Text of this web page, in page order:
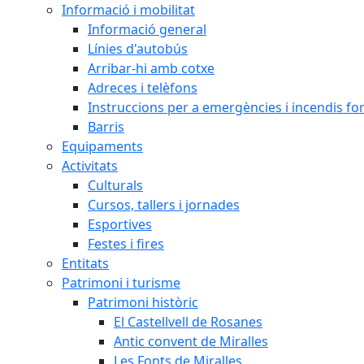
Informació i mobilitat
Informació general
Línies d'autobús
Arribar-hi amb cotxe
Adreces i telèfons
Instruccions per a emergències i incendis
Barris
Equipaments
Activitats
Culturals
Cursos, tallers i jornades
Esportives
Festes i fires
Entitats
Patrimoni i turisme
Patrimoni històric
El Castellvell de Rosanes
Antic convent de Miralles